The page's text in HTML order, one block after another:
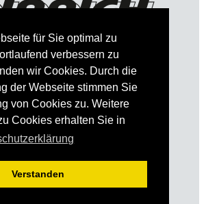
für Sie optimal zu
verbessern zu
wir Cookies. Durch die
der Webseite stimmen Sie
von Cookies zu. Weitere
Cookies erhalten Sie in
Verstanden
Impressum Datenschutz